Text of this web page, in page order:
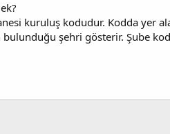
kuruluş kodudur. Kodda yer
şehri gösterir. Şube